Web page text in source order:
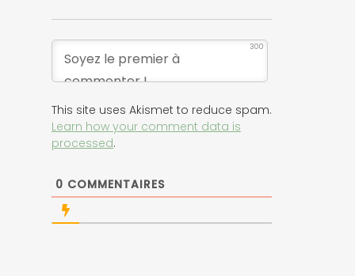
300
This site uses Akismet to reduce spam.
Learn how your comment data is
processed.
0 COMMENTAIRES